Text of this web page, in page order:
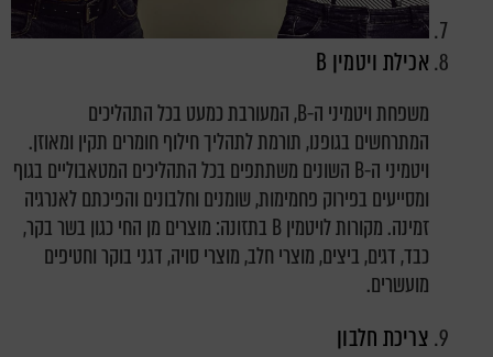
אכילת ויטמין B
משפחת ויטמיני ה-B, המעורבת כמעט בכל התהליכים
המתרחשים בגופנו, תורמת לתהליך חילוף חומרים תקין ומאוזן.
ויטמיני ה-B השונים משתתפים בכל התהליכים המטאבוליים בגוף
ומסייעים בפירוק פחמימות, שומנים וחלבונים והפיכתם לאנרגיה
זמינה. מקורות לויטמין B בתזונה: מוצרים מן החי כגון בשר בקר,
כבד, דגים, ביצים, מוצרי חלב, מוצרי סויה, דגני בוקר וחטיפים
מועשרים.
צריכת חלבון